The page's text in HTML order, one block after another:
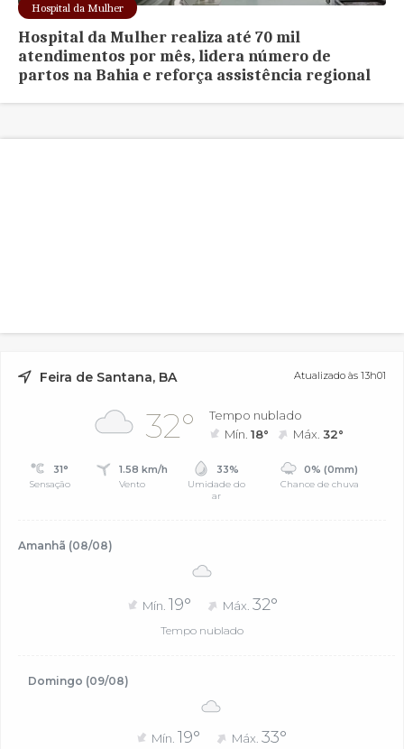
Hospital da Mulher
Hospital da Mulher realiza até 70 mil
atendimentos por mês, lidera número de
partos na Bahia e reforça assistência regional
Feira de Santana, BA Atualizado às 13h01
32°
Tempo nublado
Mín.18° Máx.32°
31°
Sensação
1.58 km/h
Vento
33%
Umidade do
ar
0% (0mm)
Chance de chuva
Amanhã (08/08)
Mín. 19° Máx. 32°
Tempo nublado
Domingo (09/08)
Mín. 19° Máx. 33°